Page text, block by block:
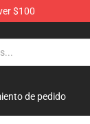
$100
de pedido